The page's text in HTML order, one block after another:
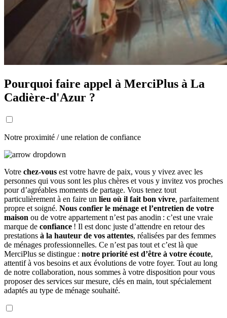
Pourquoi faire appel à MerciPlus à La
Cadière-d'Azur ?
Notre proximité / une relation de confiance
Votre chez-vous est votre havre de paix, vous y vivez avec les
personnes qui vous sont les plus chères et vous y invitez vos proches
pour d’agréables moments de partage. Vous tenez tout
particulièrement à en faire un lieu où il fait bon vivre, parfaitement
propre et soigné. Nous confier le ménage et l’entretien de votre
maison ou de votre appartement n’est pas anodin : c’est une vraie
marque de confiance ! Il est donc juste d’attendre en retour des
prestations à la hauteur de vos attentes, réalisées par des femmes
de ménages professionnelles. Ce n’est pas tout et c’est là que
MerciPlus se distingue : notre priorité est d’être à votre écoute,
attentif à vos besoins et aux évolutions de votre foyer. Tout au long
de notre collaboration, nous sommes à votre disposition pour vous
proposer des services sur mesure, clés en main, tout spécialement
adaptés au type de ménage souhaité.